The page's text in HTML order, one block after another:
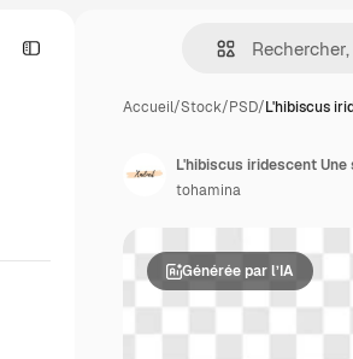
Accueil/Stock/PSD/L'hibiscus
Générée par l’IA
L'hibiscus iridescent
tohamina